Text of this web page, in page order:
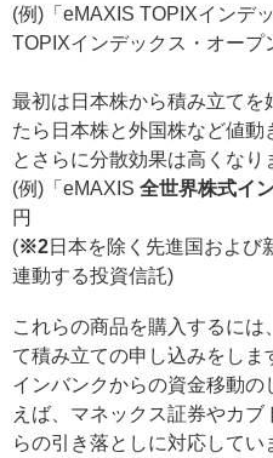
(例)「eMAXIS TOPIXインデ
TOPIXインデックス・オープ
最初は日本株から積み立てを
たら日本株と外国株など値
とさらに分散効果は高くなり
(例)「eMAXIS 全世界株式イ
円
(※2日本を除く先進国および
連動する投資信託)
これらの商品を購入するに
て積み立ての申し込みをしま
インバンクからの資金移動の
えば、マネックス証券やカ
らの引き落としに対応して